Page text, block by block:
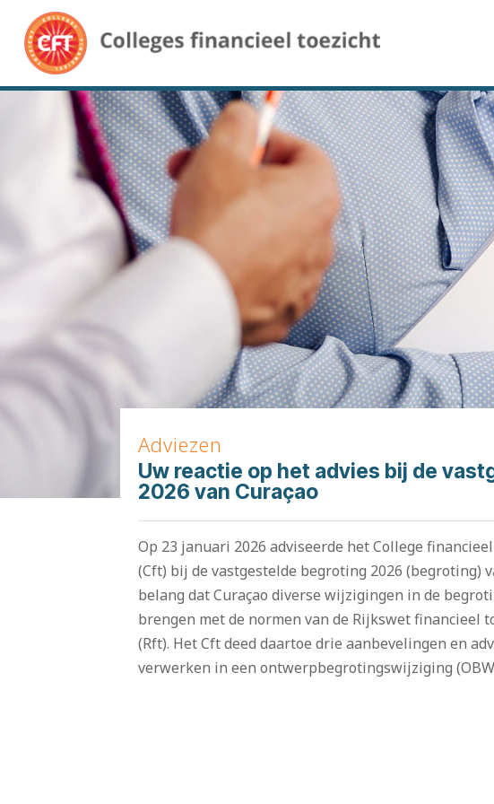
Adviezen
Uw reactie op het advies bij de
2026 van Curaçao
Op 23 januari 2026 adviseerde het College
(Cft) bij de vastgestelde begroting 2026 (begroting)
belang dat Curaçao diverse wijzigingen in de
brengen met de normen van de Rijkswet financieel
(Rft). Het Cft deed daartoe drie aanbevelingen en
verwerken in een ontwerpbegrotingswijziging